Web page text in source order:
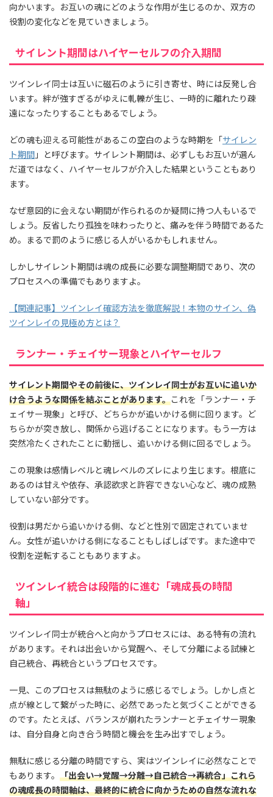
向かいます。お互いの魂にどのような作用が生じるのか、双方の
役割の変化などを見ていきましょう。
サイレント期間はハイヤーセルフの介入期間
ツインレイ同士は互いに磁石のように引き寄せ、時には反発し合
います。絆が強すぎるがゆえに軋轢が生じ、一時的に離れたり疎
遠になったりすることもあるでしょう。
どの魂も迎える可能性があるこの空白のような時期を「サイレン
ト期間 」と呼びます。サイレント期間は、必ずしもお互いが選ん
だ道ではなく、ハイヤーセルフが介入した結果ということもあり
ます。
なぜ意図的に会えない期間が作られるのか疑問に持つ人もいるで
しょう。反省したり孤独を味わったりと、痛みを伴う時間であるた
め。まるで罰のように感じる人がいるかもしれません。
しかしサイレント期間は魂の成長に必要な調整期間であり、次の
プロセスへの準備でもありますよ。
【関連記事】ツインレイ確認方法を徹底解説！本物のサイン、偽
ツインレイの見極め方とは？
ランナー・チェイサー現象とハイヤーセルフ
サイレント期間やその前後に、ツインレイ同士がお互いに追いか
け合うような関係を結ぶことがあります。これを「ランナー・チ
ェイサー現象」と呼び、どちらかが追いかける側に回ります。ど
ちらかが突き放し、関係から逃げることになります。もう一方は
突然冷たくされたことに動揺し、追いかける側に回るでしょう。
この現象は感情レベルと魂レベルのズレにより生じます。根底に
あるのは甘えや依存、承認欲求と許容できない心など、魂の成熟
していない部分です。
役割は男だから追いかける側、などと性別で固定されていませ
ん。女性が追いかける側になることもしばしばです。また途中で
役割を逆転することもありますよ。
ツインレイ統合は段階的に進む「魂成長の時間
軸」
ツインレイ同士が統合へと向かうプロセスには、ある特有の流れ
があります。それは出会いから覚醒へ、そして分離による試練と
自己統合、再統合というプロセスです。
一見、このプロセスは無駄のように感じるでしょう。しかし点と
点が線として繋がった時に、必然であったと気づくことができる
のです。たとえば、バランスが崩れたランナーとチェイサー現象
は、自分自身と向き合う時間と機会を生み出すでしょう。
無駄に感じる分離の時間ですら、実はツインレイに必然なことで
もあります。 「出会い→覚醒→分離→自己統合→再統合」これら
の魂成長の時間軸は、最終的に統合に向かうための自然な流れな